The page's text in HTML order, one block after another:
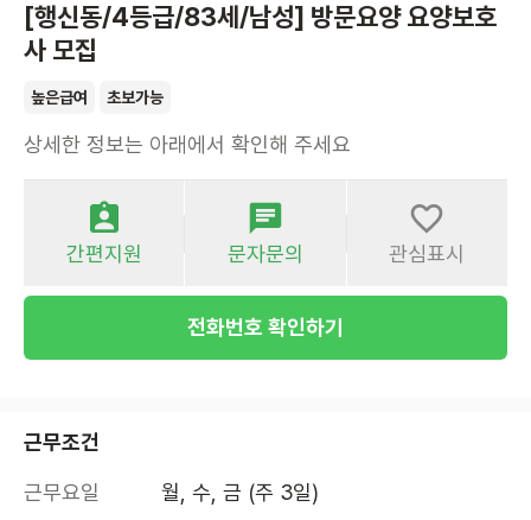
[행신동/4등급/83세/남성] 방문요양 요양보호
사 모집
높은급여 초보가능
상세한 정보는 아래에서 확인해 주세요
간편지원 문자문의 관심표시
전화번호 확인하기
근무조건
근무요일
월, 수, 금 (주 3일)